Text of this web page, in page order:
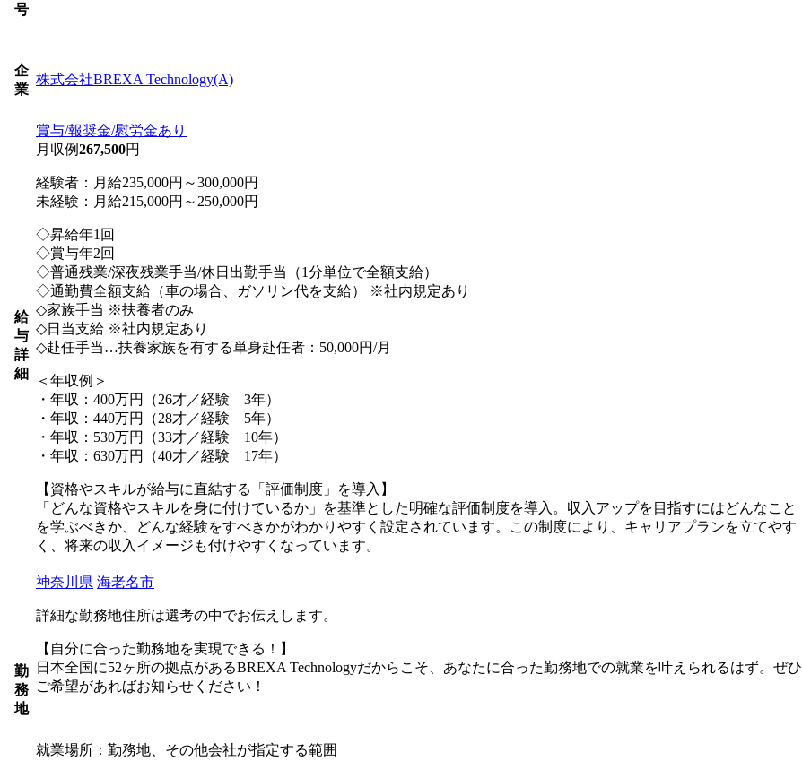
号
企
業
株式会社BREXA Technology(A)
給
与
詳
細
賞与/報奨金/慰労金あり
月収例267,500円
経験者：月給235,000円～300,000円
未経験：月給215,000円～250,000円
◇昇給年1回
◇賞与年2回
◇普通残業/深夜残業手当/休日出勤手当（1分単位で全額支給）
◇通勤費全額支給（車の場合、ガソリン代を支給） ※社内規定あり
◇家族手当 ※扶養者のみ
◇日当支給 ※社内規定あり
◇赴任手当…扶養家族を有する単身赴任者：50,000円/月
＜年収例＞
・年収：400万円（26才／経験 3年）
・年収：440万円（28才／経験 5年）
・年収：530万円（33才／経験 10年）
・年収：630万円（40才／経験 17年）
【資格やスキルが給与に直結する「評価制度」を導入】
「どんな資格やスキルを身に付けているか」を基準とした明確な評価制度を導入。収入アップを目指すにはどんなこと
を学ぶべきか、どんな経験をすべきかがわかりやすく設定されています。この制度により、キャリアプランを立てやす
く、将来の収入イメージも付けやすくなっています。
勤
務
地
神奈川県 海老名市
詳細な勤務地住所は選考の中でお伝えします。
【自分に合った勤務地を実現できる！】
日本全国に52ヶ所の拠点があるBREXA Technologyだからこそ、あなたに合った勤務地での就業を叶えられるはず。ぜひ
ご希望があればお知らせください！
就業場所：勤務地、その他会社が指定する範囲